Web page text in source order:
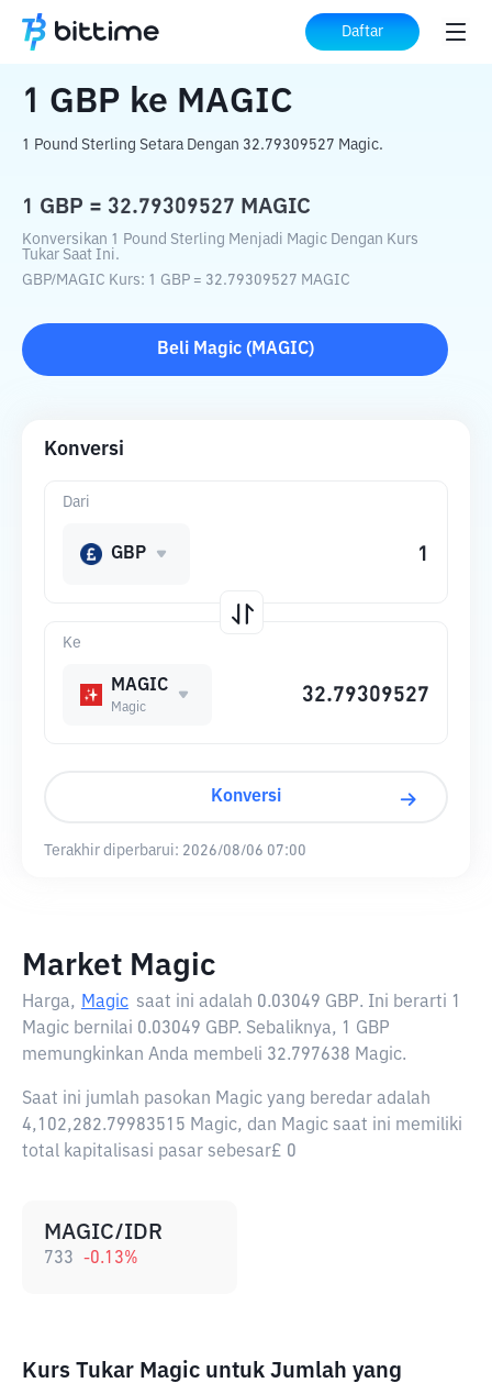
Daftar
Beranda Konverter Kripto ke MAGIC
1 GBP ke MAGIC
1 Pound Sterling Setara Dengan 32.79309527 Magic.
1 GBP = 32.79309527 MAGIC
Konversikan 1 Pound Sterling Menjadi Magic Dengan Kurs
Tukar Saat Ini.
GBP/MAGIC Kurs: 1 GBP = 32.79309527 MAGIC
Beli Magic( MAGIC)
Konversi
Ke
MAGIC
Magic
Dari
GBP
Konversi
Terakhir diperbarui: 2026/08/06 07:00
Market Magic
Harga, Magic saat ini adalah 0.03049 GBP. Ini berarti 1
Magic bernilai 0.03049 GBP. Sebaliknya, 1 GBP
memungkinkan Anda membeli 32.797638 Magic.
Saat ini jumlah pasokan Magic yang beredar adalah
4,102,282.79983515 Magic, dan Magic saat ini memiliki
total kapitalisasi pasar sebesar£ 0
MAGIC/IDR
733 -0.13%
Kurs Tukar Magic untuk Jumlah yang